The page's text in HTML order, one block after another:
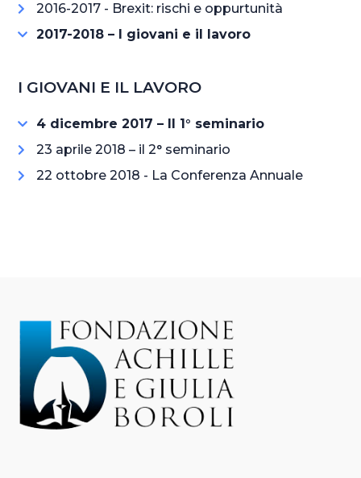
2016-2017 - Brexit: rischi e oppurtunità
2017-2018 – I giovani e il lavoro
I GIOVANI E IL LAVORO
4 dicembre 2017 – Il 1° seminario
23 aprile 2018 – il 2° seminario
22 ottobre 2018 - La Conferenza Annuale